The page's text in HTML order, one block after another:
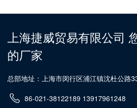
上海捷威贸易有限公司
的厂家
总部地址：上海市闵行区浦江镇沈杜公路
86-021-38122189 13917961248